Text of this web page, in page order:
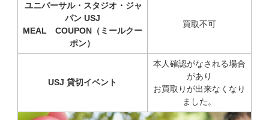
ユニバーサル・スタジオ・ジャ
パン USJ
MEAL COUPON（ミールクー
ポン）
買取不可
USJ 貸切イベント
本人確認がなされる場合
があり
お買取りが出来なくなり
ました。